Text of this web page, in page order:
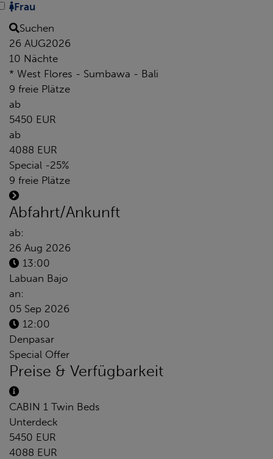
Frau
Suchen
26 AUG2026
10 Nächte
* West Flores - Sumbawa - Bali
9 freie Plätze
ab
5450 EUR
ab
4088 EUR
Special -25%
9 freie Plätze
Abfahrt/Ankunft
ab:
26 Aug 2026
13:00
Labuan Bajo
an:
05 Sep 2026
12:00
Denpasar
Special Offer
Preise & Verfügbarkeit
CABIN 1 Twin Beds
Unterdeck
5450 EUR
4088 EUR